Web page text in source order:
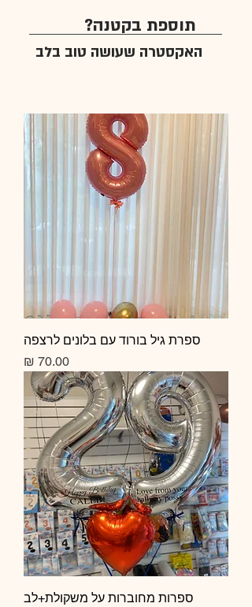
תוספת בקטנה?
האקסטרה שעושה טוב בלב
ספרת גיל בורוד עם בלונים לרצפה
מחיר
ספרות מחוברות על משקולת+לב